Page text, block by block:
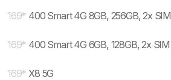
169* 400 Smart 4G 8GB, 256GB, 2x SIM
169* 400 Smart 4G 6GB, 128GB, 2x SIM
169* X8 5G